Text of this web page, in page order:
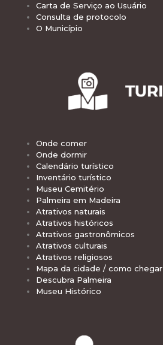
Carta de Serviço ao Usuário
Consulta de protocolo
O Município
Onde comer
Onde dormir
Calendário turístico
Inventário turístico
Museu Cemitério
Palmeira em Madeira
Atrativos naturais
Atrativos históricos
Atrativos gastronômicos
Atrativos culturais
Atrativos religiosos
Mapa da cidade / como chegar
Descubra Palmeira
Museu Histórico